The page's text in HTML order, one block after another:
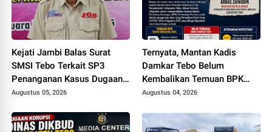
Kejati Jambi Balas Surat
SMSI Tebo Terkait SP3
Penanganan Kasus Dugaan
Korupsi di DPUPR Tebo Rp
Augustus 05, 2026
Ternyata, Mantan Kadis
Damkar Tebo Belum
Kembalikan Temuan BPK
Terkait Pencairan GU yang
Kepentingan Pribadi
Augustus 04, 2026